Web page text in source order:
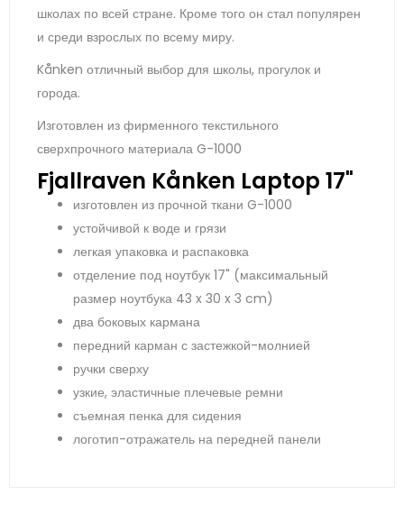
школах по всей стране. Кроме того он стал популярен
и среди взрослых по всему миру.
Kånken отличный выбор для школы, прогулок и
города.
Изготовлен из фирменного текстильного
сверхпрочного материала G-1000
Fjallraven Kånken Laptop 17"
изготовлен ​​из прочной ткани G-1000
устойчивой к воде и грязи
легкая упаковка и распаковка
отделение под ноутбук 17" (максимальный
размер ноутбука 43 x 30 x 3 cm)
два боковых кармана
передний карман с застежкой-молнией
ручки сверху
узкие, эластичные плечевые ремни
съемная пенка для сидения
логотип-отражатель на передней панели